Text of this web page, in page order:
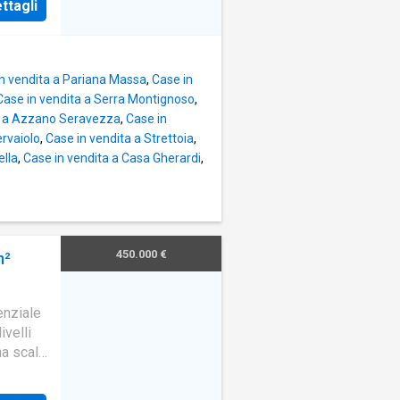
dal
vendita a Pariana Massa, Case in
in vendita a Serra Montignoso,
Azzano Seravezza, Case in
, Case in vendita a Strettoia,
, Case in vendita a Casa Gherardi,
scala
450.000 €